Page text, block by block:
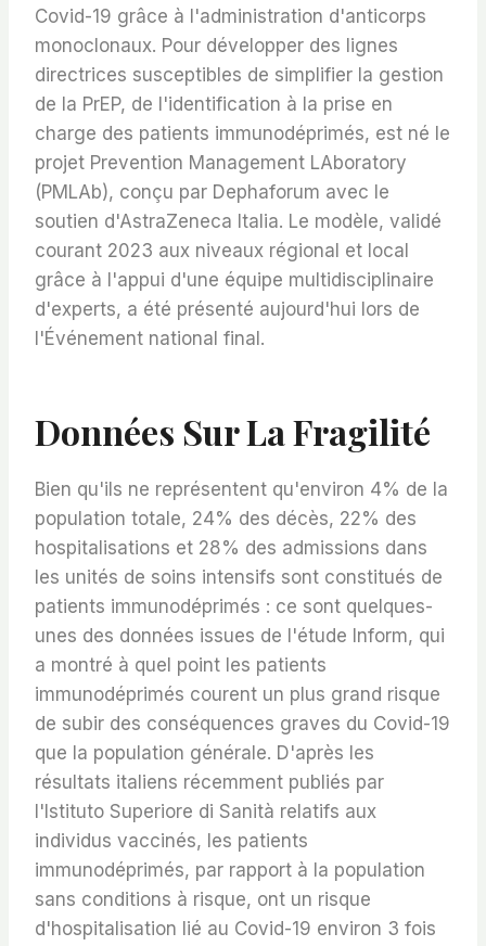
Covid-19 grâce à l'administration d'anticorps
monoclonaux. Pour développer des lignes
directrices susceptibles de simplifier la gestion
de la PrEP, de l'identification à la prise en
charge des patients immunodéprimés, est né le
projet Prevention Management LAboratory
(PMLAb), conçu par Dephaforum avec le
soutien d'AstraZeneca Italia. Le modèle, validé
courant 2023 aux niveaux régional et local
grâce à l'appui d'une équipe multidisciplinaire
d'experts, a été présenté aujourd'hui lors de
l'Événement national final.
Données Sur La Fragilité
Bien qu'ils ne représentent qu'environ 4% de la
population totale, 24% des décès, 22% des
hospitalisations et 28% des admissions dans
les unités de soins intensifs sont constitués de
patients immunodéprimés : ce sont quelques-
unes des données issues de l'étude Inform, qui
a montré à quel point les patients
immunodéprimés courent un plus grand risque
de subir des conséquences graves du Covid-19
que la population générale. D'après les
résultats italiens récemment publiés par
l'Istituto Superiore di Sanità relatifs aux
individus vaccinés, les patients
immunodéprimés, par rapport à la population
sans conditions à risque, ont un risque
d'hospitalisation lié au Covid-19 environ 3 fois